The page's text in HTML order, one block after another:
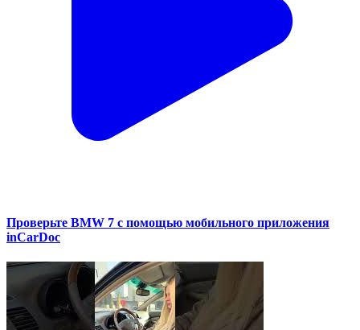
Проверьте BMW 7 с помощью мобильного приложения
inCarDoc